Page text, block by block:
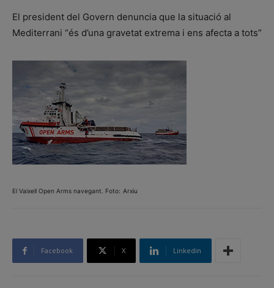
El president del Govern denuncia que la situació al
Mediterrani “és d’una gravetat extrema i ens afecta a tots”
El Vaixell Open Arms navegant. Foto: Arxiu
Facebook X Linkedin